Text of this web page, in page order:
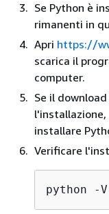
Se Python è
rimanenti in
Apri https://
scarica il
computer.
Se il
installare
Verificare
python -V